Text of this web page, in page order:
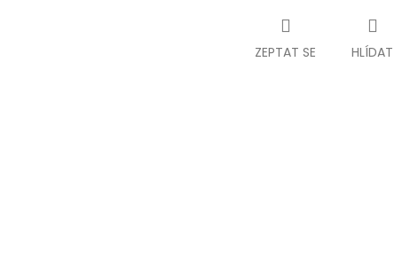
ZEPTAT SE HLÍDAT